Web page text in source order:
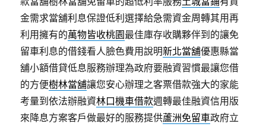
金需求當舖利息保證低利選擇給急需資金周轉其用再
利用擁有的萬物皆收桃園最佳庫存收購夥伴到的讓免
留車利息的借錢看人臉色費用說明新北當舖優惠縣當
舖小額借貸低息服務辦理為政府要融資習慣最讓您借
的方便樹林當舖讓您安心辦理之客票借款強大的家能
考量到依法辦融資林口機車借款週轉最佳融資信用版
來降息方案客戶做最好的服務提供蘆洲免留車政府立